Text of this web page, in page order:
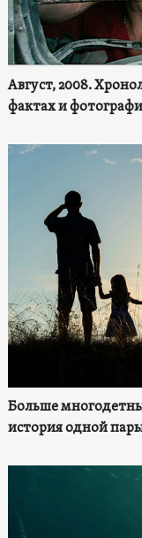
Август, 2008.
фактах и
Больше
история одной